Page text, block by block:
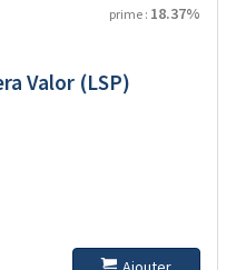
prime : 18.37%
Valor (LSP)